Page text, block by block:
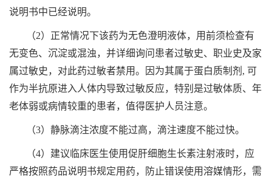
说明书中已经说明。
（2）正常情况下该药为无色澄明液体，用前须检查有
无变色、沉淀或混浊，并详细询问患者过敏史、职业史及家
属过敏史，对此药过敏者禁用。因为其属于蛋白质制剂, 可
作为半抗原进入人体内导致过敏反应，特别是过敏体质、年
老体弱或病情较重的患者，值得医护人员注意。
（3）静脉滴注浓度不能过高，滴注速度不能过快。
（4）建议临床医生使用促肝细胞生长素注射液时，应
严格按照药品说明书规定用药，防止错误使用溶媒情形，需